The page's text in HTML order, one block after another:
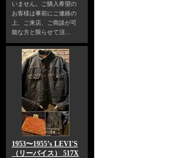
いません。ご購入希望の
お客様は事前にご連絡の
上、ご来店、ご商談が可
能な方と限らせて頂…
1953〜1955’s LEVI'S
（リーバイス） 517X